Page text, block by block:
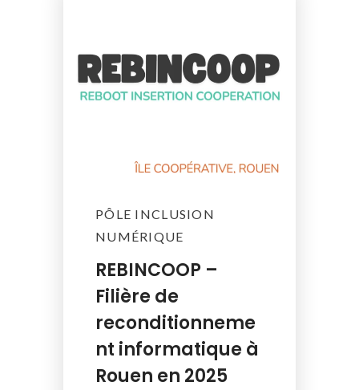
PÔLE INCLUSION
NUMÉRIQUE
REBINCOOP –
Filière de
reconditionneme
nt informatique à
Rouen en 2025